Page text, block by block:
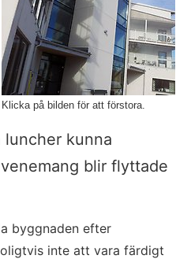
Klicka på bilden för att förstora.
luncher kunna
blir flyttade
byggnaden efter
inte att vara färdigt